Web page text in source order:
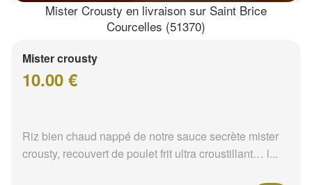
Mister Crousty en livraison sur Saint Brice
Courcelles (51370)
Mister crousty
10.00 €
Riz bien chaud nappé de notre sauce secrète mister
crousty, recouvert de poulet frit ultra croustillant… l...